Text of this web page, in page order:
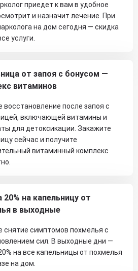
приедет к вам в удобное
и назначит лечение. При
на дом сегодня — скидка
услуги.
от запоя с бонусом —
витаминов
восстановление после запоя с
включающей витамины и
для детоксикации. Закажите
сейчас и получите
витаминный комплекс
20% на капельницу от
в выходные
снятие симптомов похмелья с
сил. В выходные дни —
на все капельницы от похмелья
на дом.